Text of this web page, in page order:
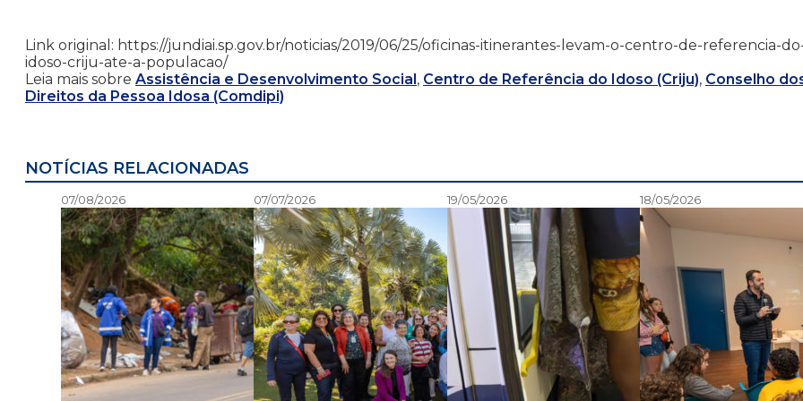
Link original: https://jundiai.sp.gov.br/noticias/2019/06/25/oficinas-itinerantes-levam-o-centro-de-referencia-
idoso-criju-ate-a-populacao/
Leia mais sobre Assistência e Desenvolvimento Social, Centro de Referência do Idoso (Criju), Conselho
Direitos da Pessoa Idosa (Comdipi)
NOTÍCIAS RELACIONADAS
07/08/2026 07/07/2026 19/05/2026 18/05/2026